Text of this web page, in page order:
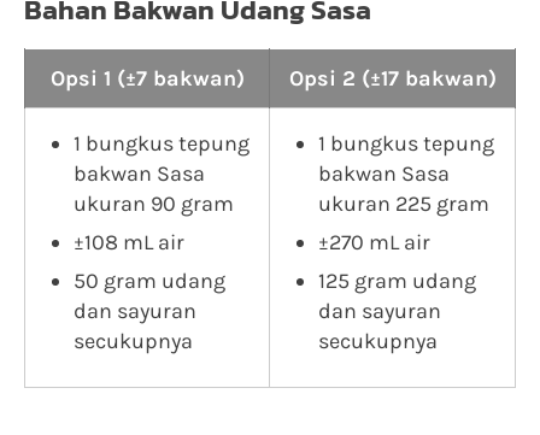
Bahan Bakwan Udang Sasa
Opsi 1 (±7 bakwan) Opsi 2 (±17 bakwan)
1 bungkus tepung
bakwan Sasa
ukuran 90 gram
±108 mL air
50 gram udang
dan sayuran
secukupnya
1 bungkus tepung
bakwan Sasa
ukuran 225 gram
±270 mL air
125 gram udang
dan sayuran
secukupnya